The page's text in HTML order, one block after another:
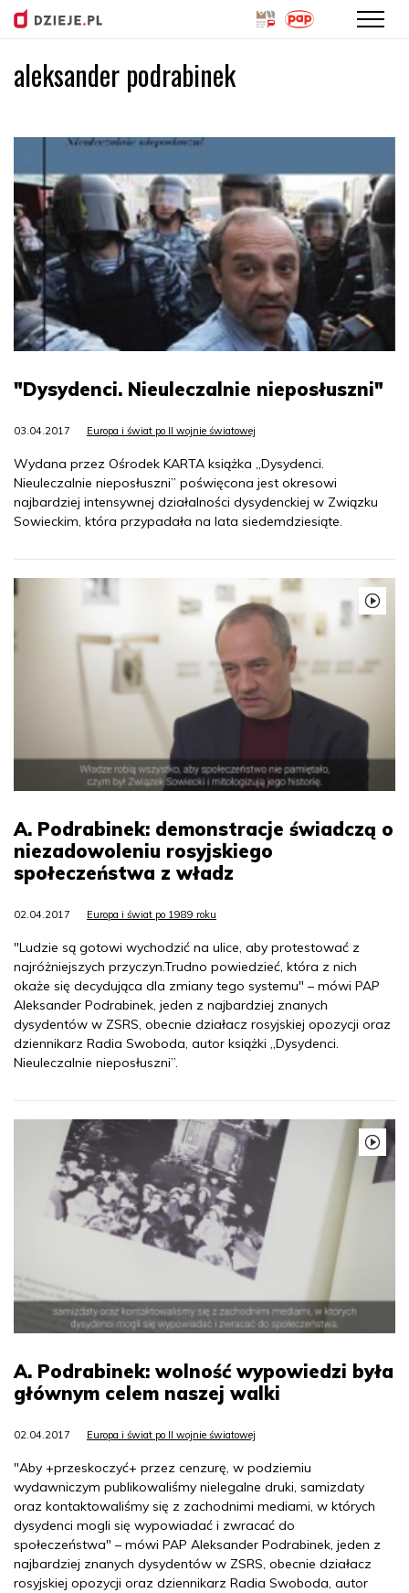
Przejdź
do
aleksander podrabinek
"Dysydenci. Nieuleczalnie nieposłuszni"
03.04.2017 Europa i świat po II wojnie światowej
Wydana przez Ośrodek KARTA książka „Dysydenci.
Nieuleczalnie nieposłuszni” poświęcona jest okresowi
najbardziej intensywnej działalności dysydenckiej w Związku
Sowieckim, która przypadała na lata siedemdziesiąte.
A. Podrabinek: demonstracje świadczą o
niezadowoleniu rosyjskiego
społeczeństwa z władz
02.04.2017 Europa i świat po 1989 roku
"Ludzie są gotowi wychodzić na ulice, aby protestować z
najróżniejszych przyczyn.Trudno powiedzieć, która z nich
okaże się decydująca dla zmiany tego systemu" – mówi PAP
Aleksander Podrabinek, jeden z najbardziej znanych
dysydentów w ZSRS, obecnie działacz rosyjskiej opozycji oraz
dziennikarz Radia Swoboda, autor książki „Dysydenci.
Nieuleczalnie nieposłuszni”.
A. Podrabinek: wolność wypowiedzi była
głównym celem naszej walki
02.04.2017 Europa i świat po II wojnie światowej
"Aby +przeskoczyć+ przez cenzurę, w podziemiu
wydawniczym publikowaliśmy nielegalne druki, samizdaty
oraz kontaktowaliśmy się z zachodnimi mediami, w których
dysydenci mogli się wypowiadać i zwracać do
społeczeństwa" – mówi PAP Aleksander Podrabinek, jeden z
najbardziej znanych dysydentów w ZSRS, obecnie działacz
rosyjskiej opozycji oraz dziennikarz Radia Swoboda, autor